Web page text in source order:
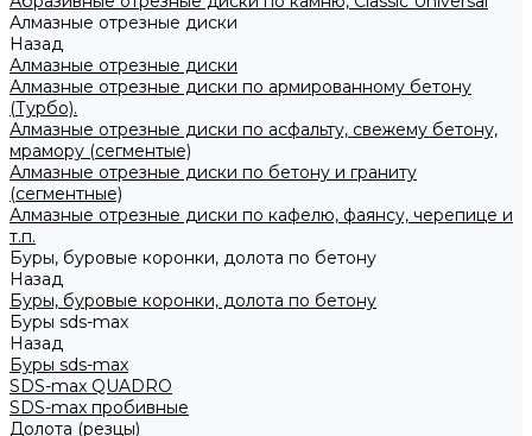
Алмазные отрезные диски
Назад
Алмазные отрезные диски
Алмазные отрезные диски по армированному бетону
(Турбо).
Алмазные отрезные диски по асфальту, свежему бетону,
мрамору (сегментые)
Алмазные отрезные диски по бетону и граниту
(сегментные)
Алмазные отрезные диски по кафелю, фаянсу, черепице и
т.п.
Буры, буровые коронки, долота по бетону
Назад
Буры, буровые коронки, долота по бетону
Буры sds-max
Назад
Буры sds-max
SDS-max QUADRO
SDS-max пробивные
Долота (резцы)